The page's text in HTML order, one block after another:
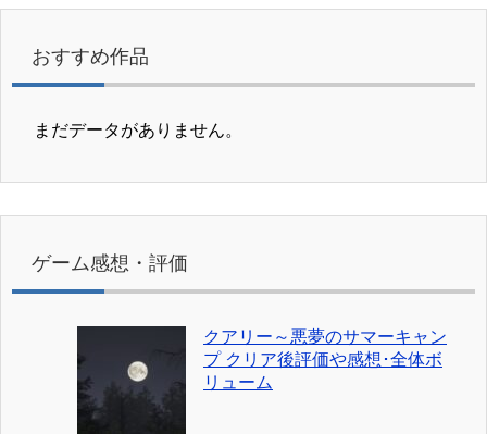
おすすめ作品
まだデータがありません。
ゲーム感想・評価
クアリー～悪夢のサマーキャン
プ クリア後評価や感想･全体ボ
リューム